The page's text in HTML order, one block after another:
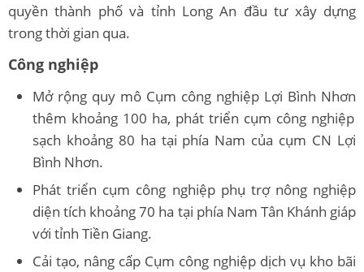
quyền thành phố và tỉnh Long An đầu tư xây dựng
trong thời gian qua.
Công nghiệp
Mở rộng quy mô Cụm công nghiệp Lợi Bình Nhơn
thêm khoảng 100 ha, phát triển cụm công nghiệp
sạch khoảng 80 ha tại phía Nam của cụm CN Lợi
Bình Nhơn.
Phát triển cụm công nghiệp phụ trợ nông nghiệp
diện tích khoảng 70 ha tại phía Nam Tân Khánh giáp
với tỉnh Tiền Giang.
Cải tạo, nâng cấp Cụm công nghiệp dịch vụ kho bãi